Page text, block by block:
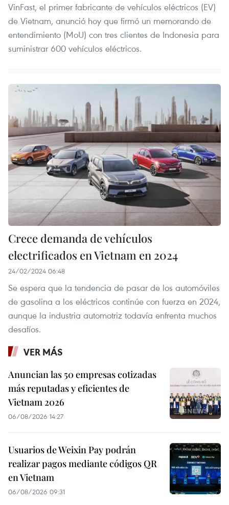
VinFast, el primer fabricante de vehículos eléctricos (EV)
de Vietnam, anunció hoy que firmó un memorando de
entendimiento (MoU) con tres clientes de Indonesia para
suministrar 600 vehículos eléctricos.
Crece demanda de vehículos
electrificados en Vietnam en 2024
24/02/2024 06:48
Se espera que la tendencia de pasar de los automóviles
de gasolina a los eléctricos continúe con fuerza en 2024,
aunque la industria automotriz todavía enfrenta muchos
desafíos.
VER MÁS
Anuncian las 50 empresas cotizadas
más reputadas y eficientes de
Vietnam 2026
06/08/2026 14:27
Usuarios de Weixin Pay podrán
realizar pagos mediante códigos QR
en Vietnam
06/08/2026 09:31